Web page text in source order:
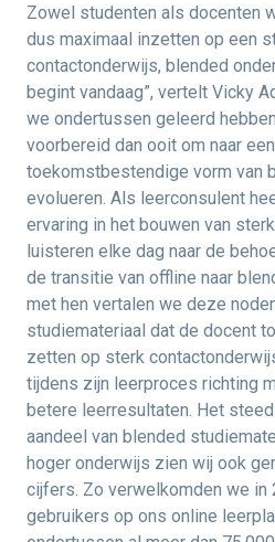
Zowel studenten als docenten
dus maximaal inzetten op een
contactonderwijs, blended
begint vandaag”, vertelt Vicky
we ondertussen geleerd
voorbereid dan ooit om naar
toekomstbestendige vorm van
evolueren. Als leerconsulent
ervaring in het bouwen van
luisteren elke dag naar de
de transitie van offline naar
met hen vertalen we deze
studiemateriaal dat de docent
zetten op sterk
tijdens zijn leerproces richting
betere leerresultaten. Het
aandeel van blended
hoger onderwijs zien wij ook
cijfers. Zo verwelkomden we in
gebruikers op ons online